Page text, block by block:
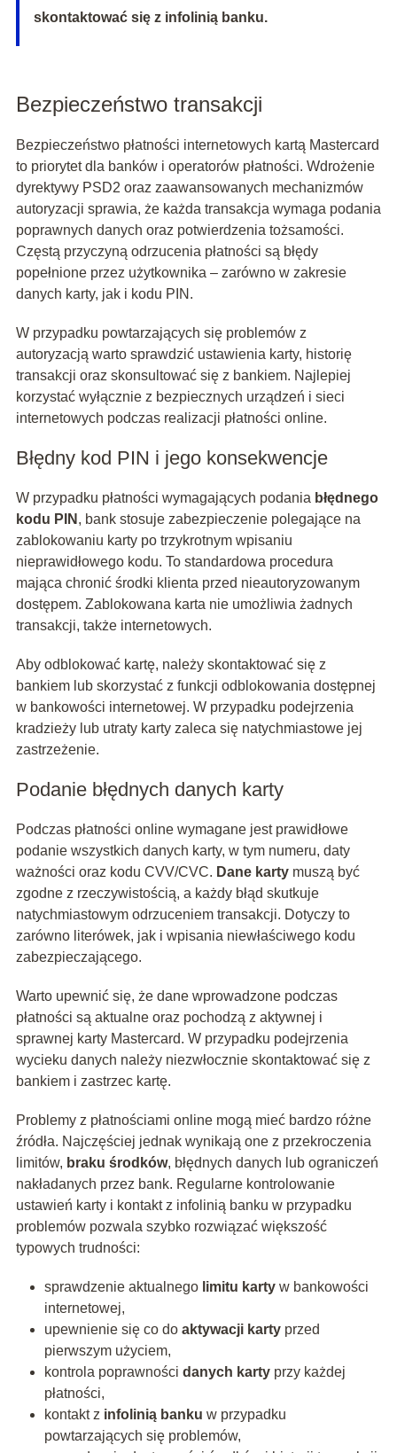
skontaktować się z infolinią banku.
Bezpieczeństwo transakcji
Bezpieczeństwo płatności internetowych kartą Mastercard
to priorytet dla banków i operatorów płatności. Wdrożenie
dyrektywy PSD2 oraz zaawansowanych mechanizmów
autoryzacji sprawia, że każda transakcja wymaga podania
poprawnych danych oraz potwierdzenia tożsamości.
Częstą przyczyną odrzucenia płatności są błędy
popełnione przez użytkownika – zarówno w zakresie
danych karty, jak i kodu PIN.
W przypadku powtarzających się problemów z
autoryzacją warto sprawdzić ustawienia karty, historię
transakcji oraz skonsultować się z bankiem. Najlepiej
korzystać wyłącznie z bezpiecznych urządzeń i sieci
internetowych podczas realizacji płatności online.
Błędny kod PIN i jego konsekwencje
W przypadku płatności wymagających podania błędnego
kodu PIN , bank stosuje zabezpieczenie polegające na
zablokowaniu karty po trzykrotnym wpisaniu
nieprawidłowego kodu. To standardowa procedura
mająca chronić środki klienta przed nieautoryzowanym
dostępem. Zablokowana karta nie umożliwia żadnych
transakcji, także internetowych.
Aby odblokować kartę, należy skontaktować się z
bankiem lub skorzystać z funkcji odblokowania dostępnej
w bankowości internetowej. W przypadku podejrzenia
kradzieży lub utraty karty zaleca się natychmiastowe jej
zastrzeżenie.
Podanie błędnych danych karty
Podczas płatności online wymagane jest prawidłowe
podanie wszystkich danych karty, w tym numeru, daty
ważności oraz kodu CVV/CVC. Dane kartymuszą być
zgodne z rzeczywistością, a każdy błąd skutkuje
natychmiastowym odrzuceniem transakcji. Dotyczy to
zarówno literówek, jak i wpisania niewłaściwego kodu
zabezpieczającego.
Warto upewnić się, że dane wprowadzone podczas
płatności są aktualne oraz pochodzą z aktywnej i
sprawnej karty Mastercard. W przypadku podejrzenia
wycieku danych należy niezwłocznie skontaktować się z
bankiem i zastrzec kartę.
Problemy z płatnościami online mogą mieć bardzo różne
źródła. Najczęściej jednak wynikają one z przekroczenia
limitów, braku środków, błędnych danych lub ograniczeń
nakładanych przez bank. Regularne kontrolowanie
ustawień karty i kontakt z infolinią banku w przypadku
problemów pozwala szybko rozwiązać większość
typowych trudności:
sprawdzenie aktualnego limitu kartyw bankowości
internetowej,
upewnienie się co do aktywacji kartyprzed
pierwszym użyciem,
kontrola poprawności danych kartyprzy każdej
płatności,
kontakt z infolinią banku w przypadku
powtarzających się problemów,